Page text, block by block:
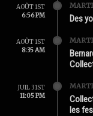
AOÛT 1ST
6:56 PM
Des
AOÛT 1ST
8:35 AM
JUIL 31ST
11:05 PM
les